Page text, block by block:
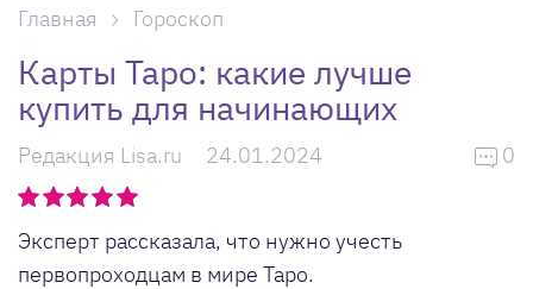
Главная Гороскоп
Карты Таро: какие лучше
купить для начинающих
Редакция Lisa.ru 24.01.2024 0
Эксперт рассказала, что нужно учесть
первопроходцам в мире Таро.